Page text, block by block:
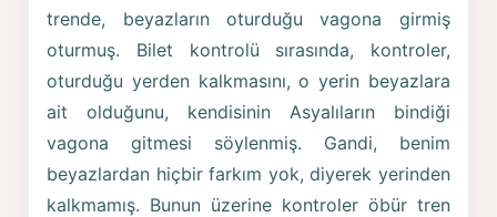
trende, beyazların oturduğu vagona girmiş
oturmuş. Bilet kontrolü sırasında, kontroler,
oturduğu yerden kalkmasını, o yerin beyazlara
ait olduğunu, kendisinin Asyalıların bindiği
vagona gitmesi söylenmiş. Gandi, benim
beyazlardan hiçbir farkım yok, diyerek yerinden
kalkmamış. Bunun üzerine kontroler öbür tren